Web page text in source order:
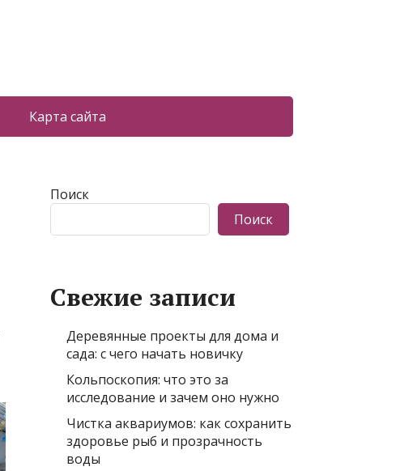
Карта сайта
Поиск
Поиск
Свежие записи
Деревянные проекты для дома и
сада: с чего начать новичку
Кольпоскопия: что это за
исследование и зачем оно нужно
Чистка аквариумов: как сохранить
здоровье рыб и прозрачность
воды